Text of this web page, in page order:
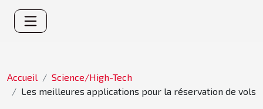
Accueil
Science/High-Tech
Les meilleures applications pour la réservation de vols